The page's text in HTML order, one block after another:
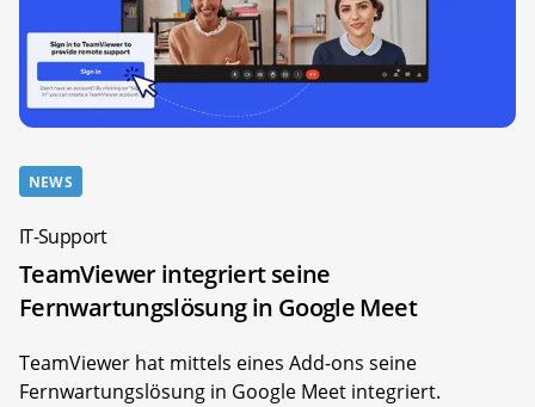
NEWS
IT-Support
TeamViewer integriert seine
Fernwartungslösung in Google Meet
TeamViewer hat mittels eines Add-ons seine
Fernwartungslösung in Google Meet integriert.